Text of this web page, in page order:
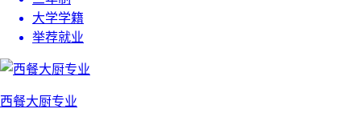
大学学籍
举荐就业
西餐大厨专业